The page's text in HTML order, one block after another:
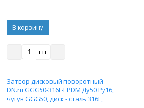
В корзину
шт
Затвор дисковый поворотный
DN.ru GGG50-316L-EPDM Ду50 Ру16,
чугун GGG50, диск - сталь 316L,